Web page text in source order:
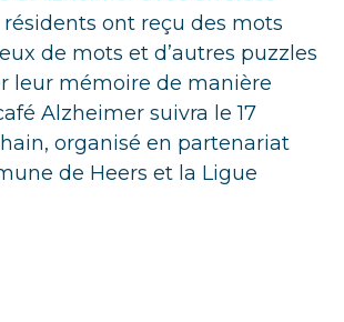
résidents ont reçu des mots
de mots et d’autres puzzles
leur mémoire de manière
Alzheimer suivra le 17
organisé en partenariat
de Heers et la Ligue